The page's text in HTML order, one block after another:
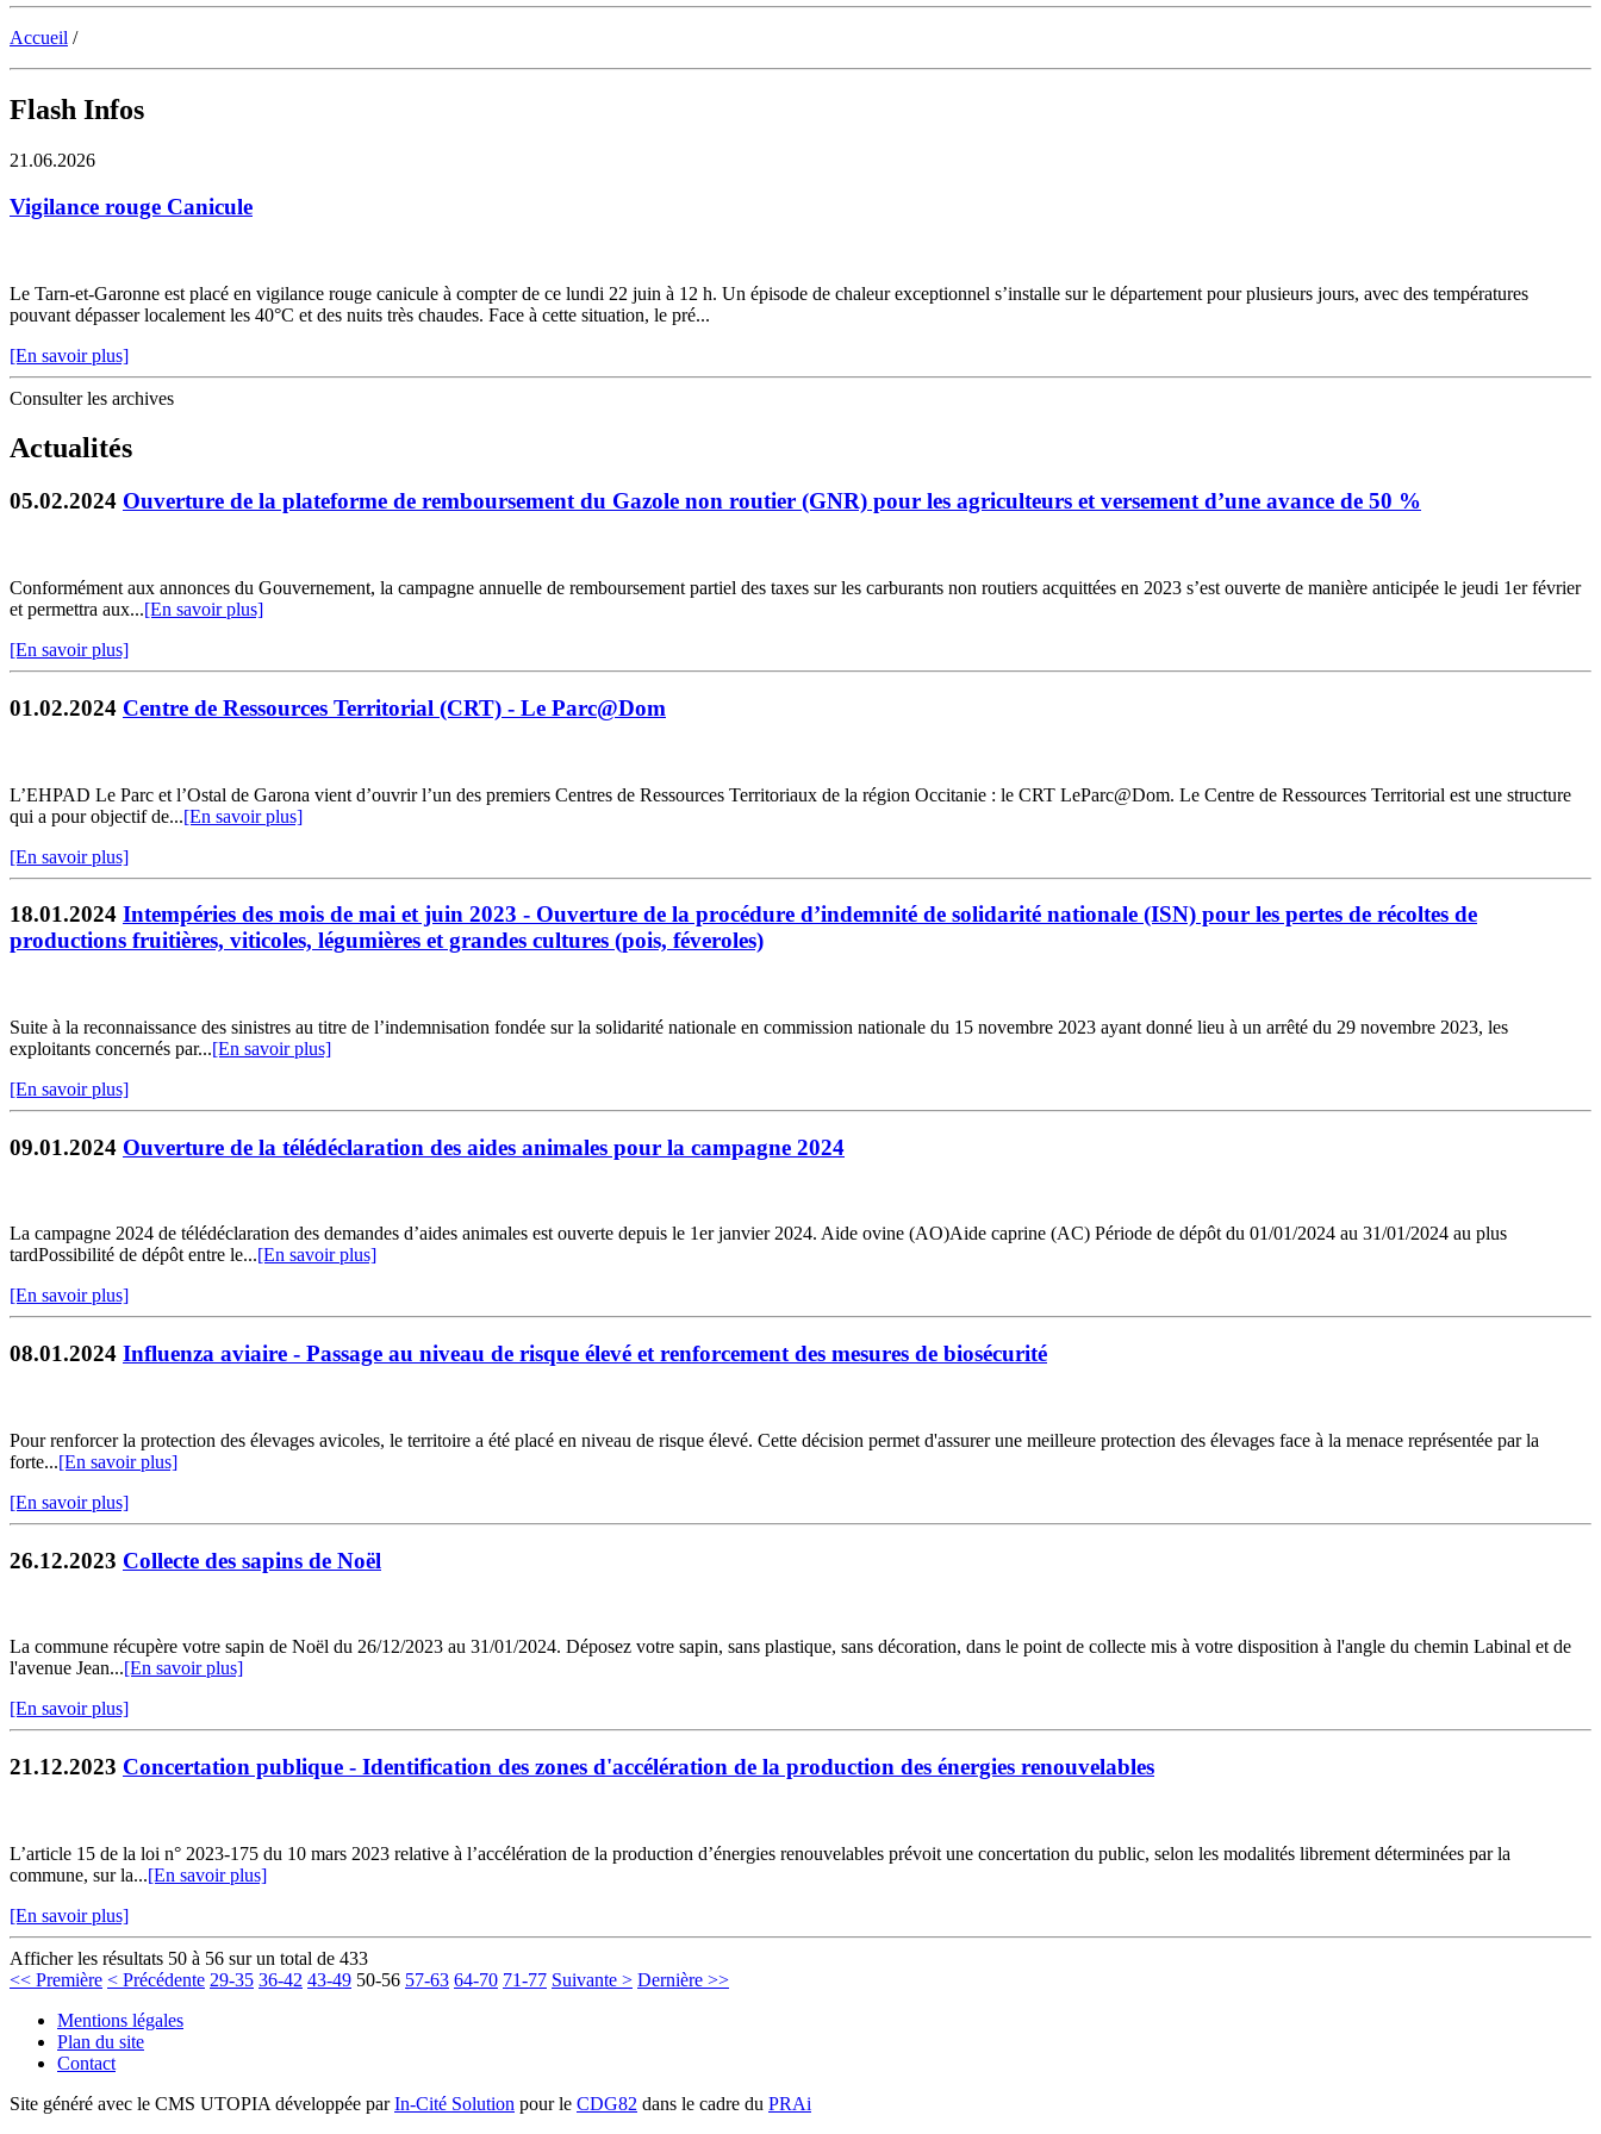
Accueil /
Flash Infos
21.06.2026
Vigilance rouge Canicule
Le Tarn-et-Garonne est placé en vigilance rouge canicule à compter de ce lundi 22 juin à 12 h. Un épisode de chaleur exceptionnel s’installe sur le département pour plusieurs jours, avec des températures
pouvant dépasser localement les 40°C et des nuits très chaudes. Face à cette situation, le pré...
[En savoir plus]
Consulter les archives
Actualités
05.02.2024 Ouverture de la plateforme de remboursement du Gazole non routier (GNR) pour les agriculteurs et versement d’une avance de 50 %
Conformément aux annonces du Gouvernement, la campagne annuelle de remboursement partiel des taxes sur les carburants non routiers acquittées en 2023 s’est ouverte de manière anticipée le jeudi 1er février
et permettra aux...[En savoir plus]
[En savoir plus]
01.02.2024 Centre de Ressources Territorial (CRT) - Le Parc@Dom
L’EHPAD Le Parc et l’Ostal de Garona vient d’ouvrir l’un des premiers Centres de Ressources Territoriaux de la région Occitanie : le CRT LeParc@Dom. Le Centre de Ressources Territorial est une structure
qui a pour objectif de...[En savoir plus]
[En savoir plus]
18.01.2024 Intempéries des mois de mai et juin 2023 - Ouverture de la procédure d’indemnité de solidarité nationale (ISN) pour les pertes de récoltes de
productions fruitières, viticoles, légumières et grandes cultures (pois, féveroles)
Suite à la reconnaissance des sinistres au titre de l’indemnisation fondée sur la solidarité nationale en commission nationale du 15 novembre 2023 ayant donné lieu à un arrêté du 29 novembre 2023, les
exploitants concernés par...[En savoir plus]
[En savoir plus]
09.01.2024 Ouverture de la télédéclaration des aides animales pour la campagne 2024
La campagne 2024 de télédéclaration des demandes d’aides animales est ouverte depuis le 1er janvier 2024. Aide ovine (AO)Aide caprine (AC) Période de dépôt du 01/01/2024 au 31/01/2024 au plus
tardPossibilité de dépôt entre le...[En savoir plus]
[En savoir plus]
08.01.2024 Influenza aviaire - Passage au niveau de risque élevé et renforcement des mesures de biosécurité
Pour renforcer la protection des élevages avicoles, le territoire a été placé en niveau de risque élevé. Cette décision permet d'assurer une meilleure protection des élevages face à la menace représentée par la
forte...[En savoir plus]
[En savoir plus]
26.12.2023 Collecte des sapins de Noël
La commune récupère votre sapin de Noël du 26/12/2023 au 31/01/2024. Déposez votre sapin, sans plastique, sans décoration, dans le point de collecte mis à votre disposition à l'angle du chemin Labinal et de
l'avenue Jean...[En savoir plus]
[En savoir plus]
21.12.2023 Concertation publique - Identification des zones d'accélération de la production des énergies renouvelables
L’article 15 de la loi n° 2023-175 du 10 mars 2023 relative à l’accélération de la production d’énergies renouvelables prévoit une concertation du public, selon les modalités librement déterminées par la
commune, sur la...[En savoir plus]
[En savoir plus]
Afficher les résultats 50 à 56 sur un total de 433
<< Première < Précédente 29-35 36-42 43-49 50-56 57-63 64-70 71-77 Suivante > Dernière >>
Mentions légales
Plan du site
Contact
Site généré avec le CMS UTOPIA développée parIn-Cité Solution pour le CDG82 dans le cadre du PRAi